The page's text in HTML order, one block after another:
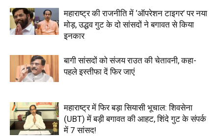
महाराष्ट्र की राजनीति में ‘ऑपरेशन टाइगर’ पर नया
मोड़, उद्धव गुट के दो सांसदों ने बगावत से किया
इनकार
बागी सांसदों को संजय राउत की चेतावनी, कहा-
पहले इस्तीफा दें फिर जाएं
महाराष्ट्र में फिर बड़ा सियासी भूचाल: शिवसेना
(UBT) में बड़ी बगावत की आहट, शिंदे गुट के संपर्क
में 7 सांसद!